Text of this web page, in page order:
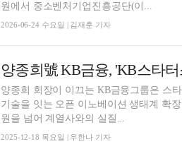
원에서 중소벤처기업진흥공단(이...
2026-06-24 수요일 | 김재훈 기자
양종희 회장이 이끄는 KB금융그룹은 스
기술을 잇는 오픈 이노베이션 생태계 확
원을 넘어 계열사와의 실질...
2025-12-18 목요일 | 우한나 기자